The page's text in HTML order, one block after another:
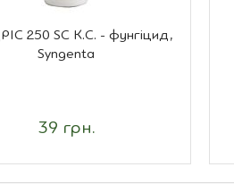
250 SC К.С. - фунгіцид,
Syngenta
39 грн.